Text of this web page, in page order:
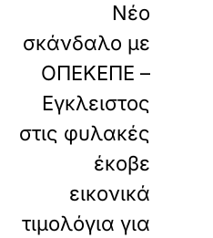
Νέο
σκάνδαλο με
ΟΠΕΚΕΠΕ –
Εγκλειστος
στις φυλακές
έκοβε
εικονικά
τιμολόγια για